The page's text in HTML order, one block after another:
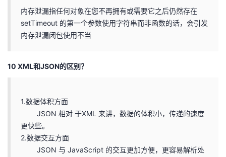
内存泄漏指任何对象在您不再拥有或需要它之后仍然存在
setTimeout 的第一个参数使用字符串而非函数的话，会引发
内存泄漏闭包使用不当
10 XML和JSON的区别？
1.数据体积方面
JSON 相对 于XML 来讲，数据的体积小，传递的速度
更快些。
2.数据交互方面
JSON 与 JavaScript 的交互更加方便，更容易解析处